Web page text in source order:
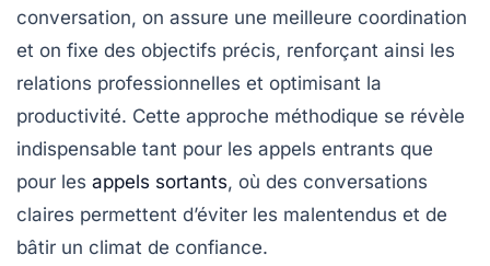
conversation, on assure une meilleure coordination
et on fixe des objectifs précis, renforçant ainsi les
relations professionnelles et optimisant la
productivité. Cette approche méthodique se révèle
indispensable tant pour les appels entrants que
pour les appels sortants, où des conversations
claires permettent d’éviter les malentendus et de
bâtir un climat de confiance.